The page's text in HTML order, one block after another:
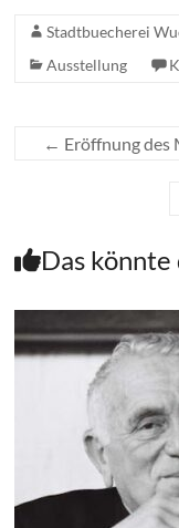
Stadtbuecherei
Ausstellung
← Eröffnung des
Das